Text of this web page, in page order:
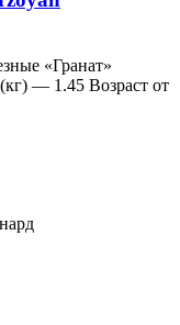
«Гранат»
— 1.45 Возраст от